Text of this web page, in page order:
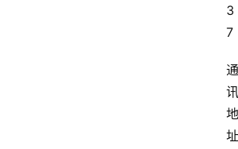
3
7
通
讯
地
址